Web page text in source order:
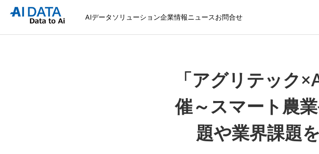
AIデータソリューション企業情報ニュースお問合せ
「アグリテック
催～スマート農
題や業界課題